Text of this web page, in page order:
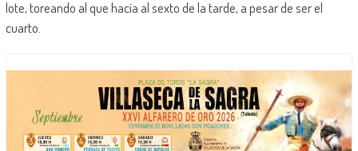
lote, toreando al que hacía al sexto de la tarde, a pesar de ser el
cuarto.